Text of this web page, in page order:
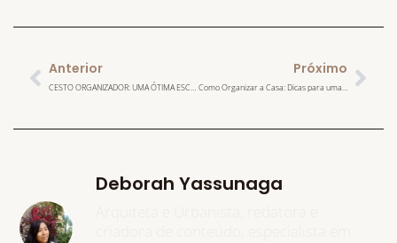
Anterior
CESTO ORGANIZADOR: UMA ÓTIMA ESCOLHA PARA DEIXAR SUA CASA EM ORDEM
Próximo
Como Organizar a Casa: Dicas para uma Casa Mais Organizada
Deborah Yassunaga